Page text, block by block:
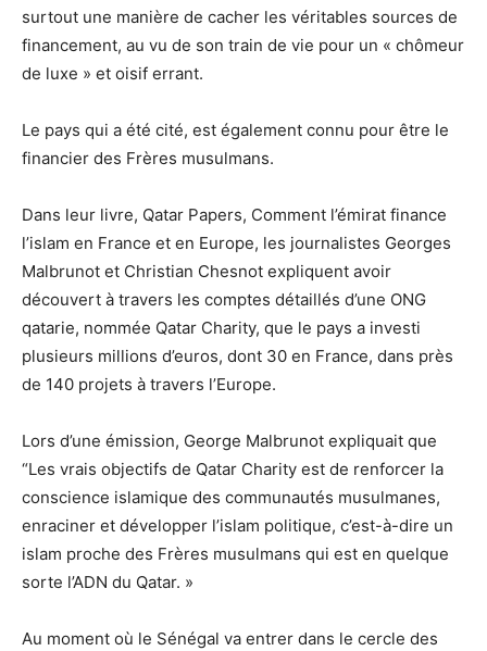
surtout une manière de cacher les véritables sources de
financement, au vu de son train de vie pour un « chômeur
de luxe » et oisif errant.
Le pays qui a été cité, est également connu pour être le
financier des Frères musulmans.
Dans leur livre, Qatar Papers, Comment l’émirat finance
l’islam en France et en Europe, les journalistes Georges
Malbrunot et Christian Chesnot expliquent avoir
découvert à travers les comptes détaillés d’une ONG
qatarie, nommée Qatar Charity, que le pays a investi
plusieurs millions d’euros, dont 30 en France, dans près
de 140 projets à travers l’Europe.
Lors d’une émission, George Malbrunot expliquait que
“Les vrais objectifs de Qatar Charity est de renforcer la
conscience islamique des communautés musulmanes,
enraciner et développer l’islam politique, c’est-à-dire un
islam proche des Frères musulmans qui est en quelque
sorte l’ADN du Qatar. »
Au moment où le Sénégal va entrer dans le cercle des